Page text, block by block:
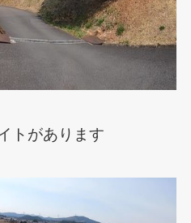
トがあります